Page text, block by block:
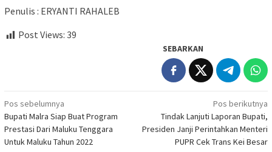
Penulis : ERYANTI RAHALEB
Post Views: 39
SEBARKAN
Navigasi
pos
Pos sebelumnya
Bupati Malra Siap Buat Program
Prestasi Dari Maluku Tenggara
Untuk Maluku Tahun 2022
Pos berikutnya
Tindak Lanjuti Laporan Bupati,
Presiden Janji Perintahkan Menteri
PUPR Cek Trans Kei Besar